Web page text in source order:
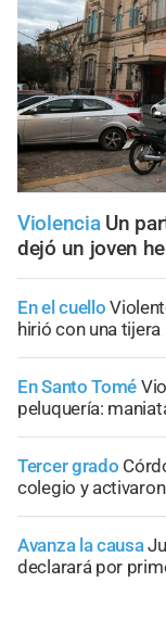
Violencia Un
dejó un joven
En el cuello
hirió con una
En Santo Tomé
peluquería:
Tercer grado
colegio y
Avanza la causa
declarará por